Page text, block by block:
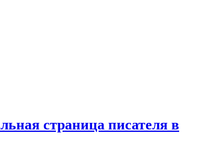
страница писателя в